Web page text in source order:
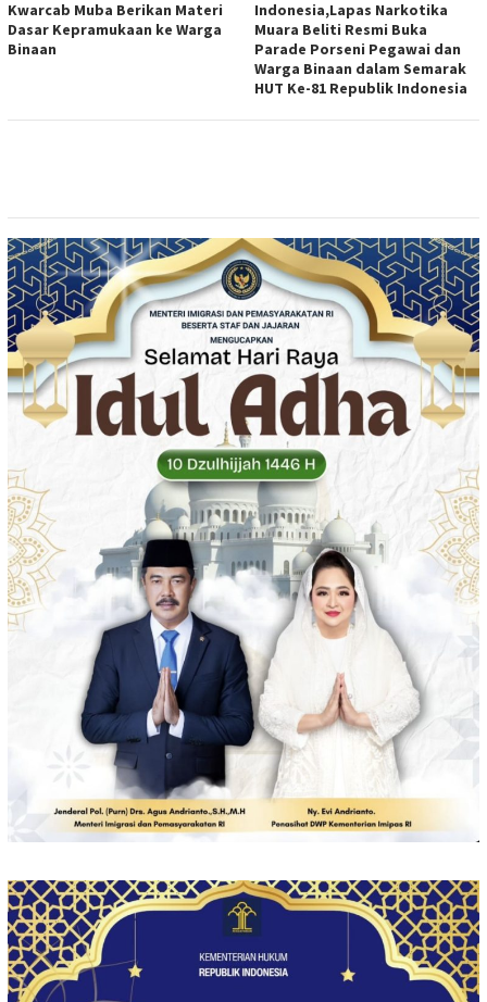
Kwarcab Muba Berikan Materi
Dasar Kepramukaan ke Warga
Binaan
Indonesia,Lapas Narkotika
Muara Beliti Resmi Buka
Parade Porseni Pegawai dan
Warga Binaan dalam Semarak
HUT Ke-81 Republik Indonesia